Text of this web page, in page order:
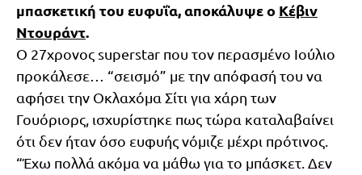
μπασκετική του ευφυΐα, αποκάλυψε ο Κέβιν
Ντουράντ.
Ο 27χρονος superstar που τον περασμένο Ιούλιο
προκάλεσε… “σεισμό” με την απόφασή του να
αφήσει την Οκλαχόμα Σίτι για χάρη των
Γουόριορς, ισχυρίστηκε πως τώρα καταλαβαίνει
ότι δεν ήταν όσο ευφυής νόμιζε μέχρι πρότινος.
“Έχω πολλά ακόμα να μάθω για το μπάσκετ. Δεν